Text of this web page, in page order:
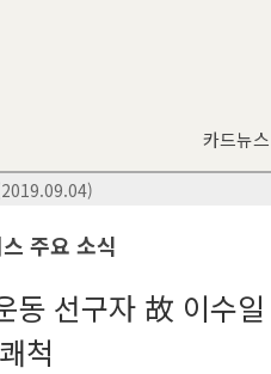
카드뉴스
주요 소식
동 선구자 故 이수
척